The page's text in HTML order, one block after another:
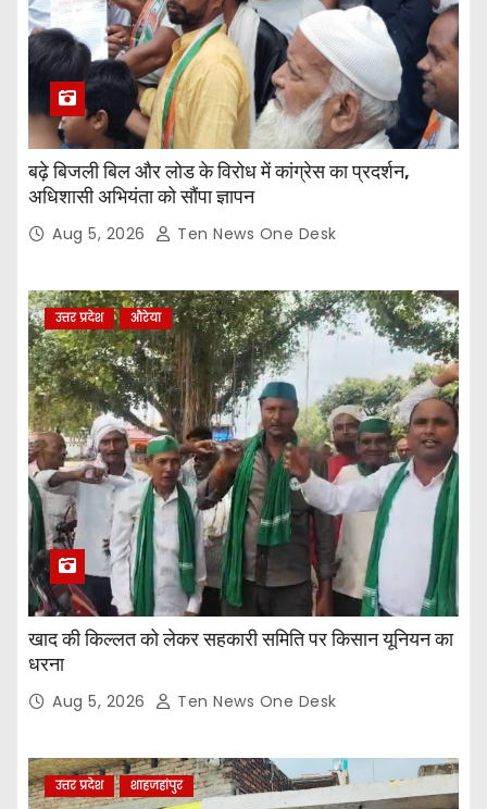
बढ़े बिजली बिल और लोड के विरोध में कांग्रेस का प्रदर्शन,
अधिशासी अभियंता को सौंपा ज्ञापन
Aug 5, 2026 Ten News One Desk
उत्तर प्रदेश औरेया
खाद की किल्लत को लेकर सहकारी समिति पर किसान यूनियन का
धरना
Aug 5, 2026 Ten News One Desk
उत्तर प्रदेश शाहजहांपुर